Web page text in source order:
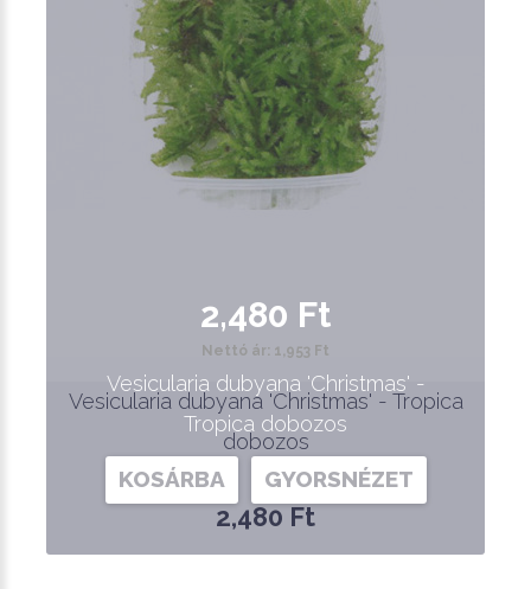
Vesicularia dubyana 'Christmas' - Tropica
dobozos
2,480 Ft
2,480 Ft
Nettó ár: 1,953 Ft
Vesicularia dubyana 'Christmas' -
Tropica dobozos
KOSÁRBA GYORSNÉZET